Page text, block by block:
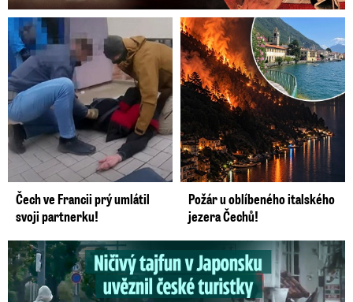
Čech ve Francii prý umlátil
svoji partnerku!
Požár u oblíbeného italského
jezera Čechů!
Ničivý tajfun uvěznil české turistky: Šokující zpověď